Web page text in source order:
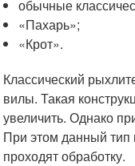
обычные
«Пахарь»;
«Крот».
Классический
вилы. Такая
увеличить. Однако
При этом данный тип
проходят обработку.